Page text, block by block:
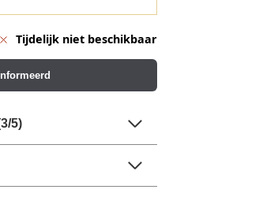
Tijdelijk niet beschikbaar
5)